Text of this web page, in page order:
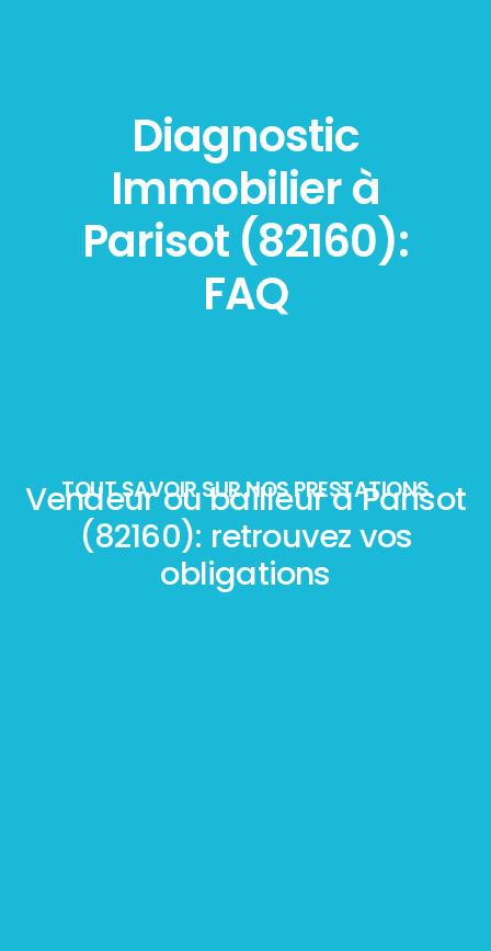
Diagnostic
Immobilier à
Parisot (82160):
FAQ
TOUT SAVOIR SUR NOS PRESTATIONS
Vendeur ou bailleur à Parisot
(82160): retrouvez vos
obligations